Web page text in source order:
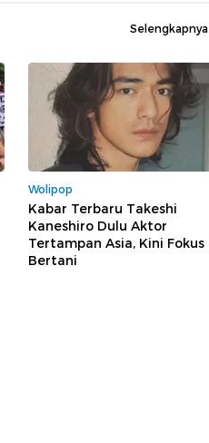
Selengkapnya
Wolipop
Kabar Terbaru Takeshi
Kaneshiro Dulu Aktor
Tertampan Asia, Kini Fokus
Bertani